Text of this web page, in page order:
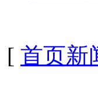
[ 首页新